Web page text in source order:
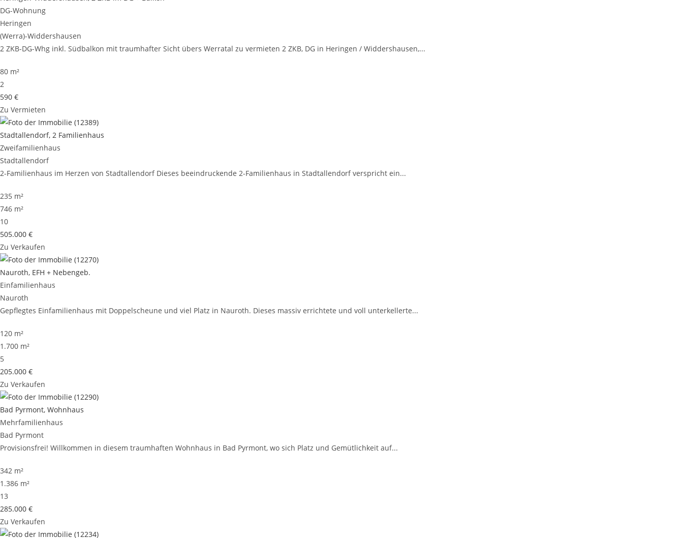
DG-Wohnung
Heringen
(Werra)-Widdershausen
2 ZKB-DG-Whg inkl. Südbalkon mit traumhafter Sicht übers Werratal zu vermieten 2 ZKB, DG in Heringen / Widdershausen,...
80 m²
2
590 €
Zu Vermieten
Stadtallendorf, 2 Familienhaus
Zweifamilienhaus
Stadtallendorf
2-Familienhaus im Herzen von Stadtallendorf Dieses beeindruckende 2-Familienhaus in Stadtallendorf verspricht ein...
235 m²
746 m²
10
505.000 €
Zu Verkaufen
Nauroth, EFH + Nebengeb.
Einfamilienhaus
Nauroth
Gepflegtes Einfamilienhaus mit Doppelscheune und viel Platz in Nauroth. Dieses massiv errichtete und voll unterkellerte...
120 m²
1.700 m²
5
205.000 €
Zu Verkaufen
Bad Pyrmont, Wohnhaus
Mehrfamilienhaus
Bad Pyrmont
Provisionsfrei! Willkommen in diesem traumhaften Wohnhaus in Bad Pyrmont, wo sich Platz und Gemütlichkeit auf...
342 m²
1.386 m²
13
285.000 €
Zu Verkaufen